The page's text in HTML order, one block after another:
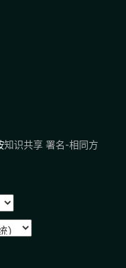
知识共享 署名-相同方